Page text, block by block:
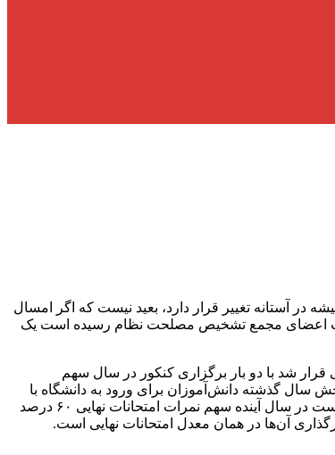
آستانه تغییر قرار دارد، بعید نیست که اگر امسال
اعضای مجمع تشخیص مصلحت نظام رسیده است یک
شد با دو بار برگزاری کنکور در سال سهم
سال گذشته دانش‌آموزان برای ورود به دانشگاه با
سهم ۶۰ درصدی کنکور و تاثیر قطعی ۴۰ درصدی نمرات در مدارس برگزار شد، این سهم‌بندی برای آزمون امسال به وضعیت پنجاه پنجاه رسید و قرار است در سال آینده سهم نمرات امتحانات نهایی ۶۰ درصد